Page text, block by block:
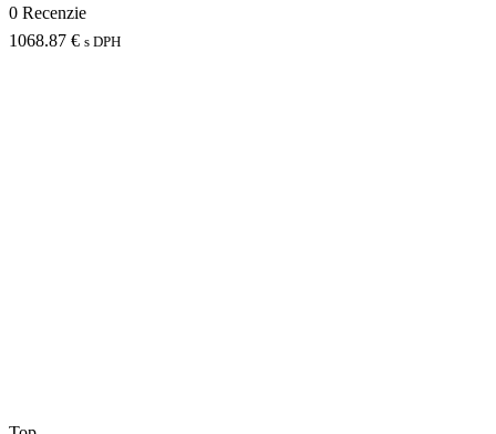
Hodnotenie
0
z
0 Recenzie
1068.87 € s DPH